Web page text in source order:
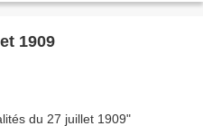
1909